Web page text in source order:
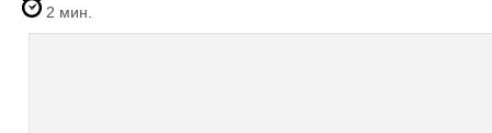
2 мин.